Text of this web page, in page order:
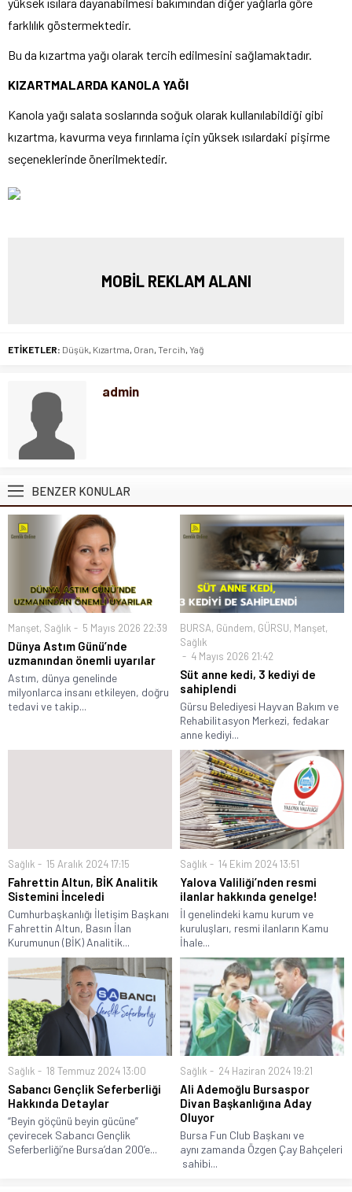
farklılık göstermektedir.
Bu da kızartma yağı olarak tercih edilmesini sağlamaktadır.
KIZARTMALARDA KANOLA YAĞI
Kanola yağı salata soslarında soğuk olarak kullanılabildiği gibi
kızartma, kavurma veya fırınlama için yüksek ısılardaki pişirme
seçeneklerinde önerilmektedir.
MOBİL REKLAM ALANI
ETİKETLER: Düşük Kızartma Oran Tercih Yağ
admin
BENZER KONULAR
Manşet, Sağlık 5 Mayıs 2026 22:39
Dünya Astım Günü’nde
uzmanından önemli uyarılar
Astım, dünya genelinde
milyonlarca insanı etkileyen, doğru
tedavi ve takip...
BURSA, Gündem, GÜRSU, Manşet,
Sağlık
4 Mayıs 2026 21:42
Süt anne kedi, 3 kediyi de
sahiplendi
Gürsu Belediyesi Hayvan Bakım ve
Rehabilitasyon Merkezi, fedakar
anne kediyi...
Sağlık 15 Aralık 2024 17:15
Fahrettin Altun, BİK Analitik
Sistemini İnceledi
Cumhurbaşkanlığı İletişim Başkanı
Fahrettin Altun, Basın İlan
Kurumunun (BİK) Analitik...
Sağlık 14 Ekim 2024 13:51
Yalova Valiliği’nden resmi
ilanlar hakkında genelge!
İl genelindeki kamu kurum ve
kuruluşları, resmi ilanların Kamu
İhale...
Sağlık 18 Temmuz 2024 13:00
Sabancı Gençlik Seferberliği
Hakkında Detaylar
“Beyin göçünü beyin gücüne”
çevirecek Sabancı Gençlik
Seferberliği’ne Bursa’dan 200’e...
Sağlık 24 Haziran 2024 19:21
Ali Ademoğlu Bursaspor
Divan Başkanlığına Aday
Oluyor
Bursa Fun Club Başkanı ve
aynı zamanda Özgen Çay Bahçeleri
sahibi...